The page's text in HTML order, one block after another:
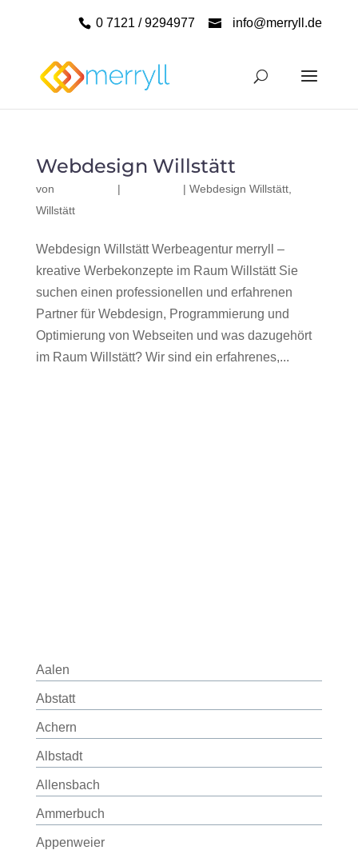
0 7121 / 9294977 info@merryll.de
Webdesign Willstätt
von | | Webdesign Willstätt,
Willstätt
Webdesign Willstätt Werbeagentur merryll –
kreative Werbekonzepte im Raum Willstätt Sie
suchen einen professionellen und erfahrenen
Partner für Webdesign, Programmierung und
Optimierung von Webseiten und was dazugehört
im Raum Willstätt? Wir sind ein erfahrenes,...
Aalen
Abstatt
Achern
Albstadt
Allensbach
Ammerbuch
Appenweier